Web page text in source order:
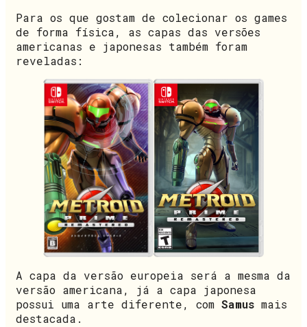
Para os que gostam de colecionar os games
de forma física, as capas das versões
americanas e japonesas também foram
reveladas:
A capa da versão europeia será a mesma da
versão americana, já a capa japonesa
possui uma arte diferente, com Samus mais
destacada.